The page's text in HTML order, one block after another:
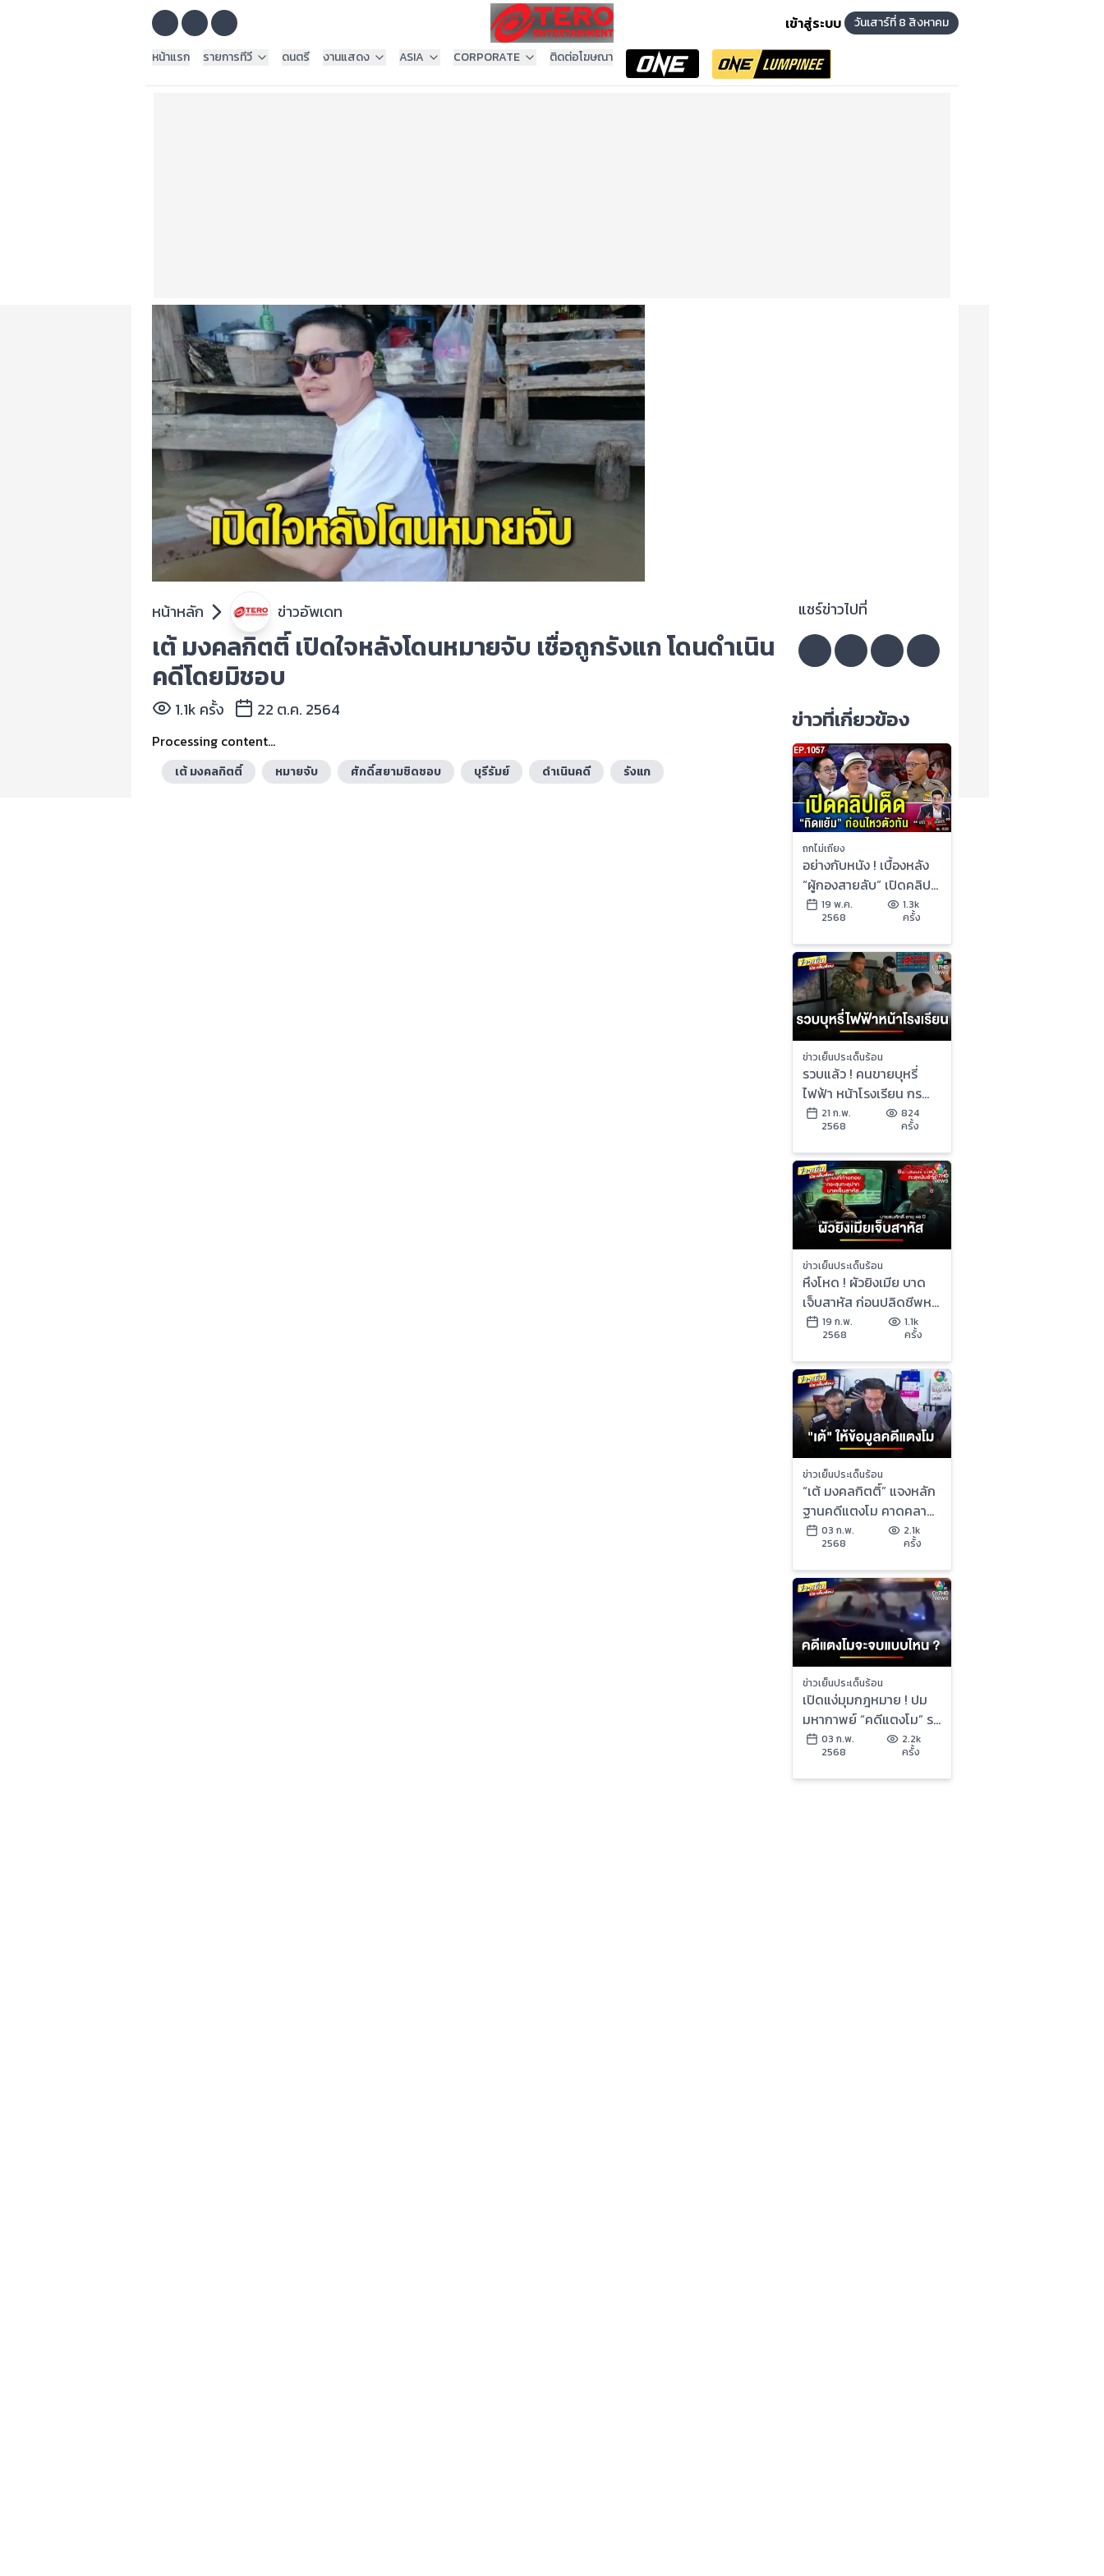
เข้าสู่ระบบ
วันเสาร์ที่ 8 สิงหาคม
หน้าแรก
รายการทีวี ดนตรี งานแสดง ASIA CORPORATE ติดต่อโฆษณา
หน้าหลัก ข่าวอัพเดท
เต้ มงคลกิตติ์ เปิดใจหลังโดนหมายจับ เชื่อถูกรังแก โดนดำเนิน
คดีโดยมิชอบ
1.1k ครั้ง 22 ต.ค. 2564
Processing content...
เต้ มงคลกิตติ์ หมายจับ ศักดิ์สยามชิดชอบ บุรีรัมย์ ดำเนินคดี รังแก
แชร์ข่าวไปที่
ข่าวที่เกี่ยวข้อง
ถกไม่เถียง
อย่างกับหนัง ! เบื้องหลัง
“ผู้กองสายลับ” เปิดคลิป
เด็ดที่แรก ปิดเกม “แย้ม
888”
19 พ.ค.
2568
1.3k
ครั้ง
ข่าวเย็นประเด็นร้อน
รวบแล้ว ! คนขายบุหรี่
ไฟฟ้า หน้าโรงเรียน กรณี
เด็ก 12 ปอดหาย | ข่าวเย็น
ประเด็นร้อน
21 ก.พ.
2568
824
ครั้ง
ข่าวเย็นประเด็นร้อน
หึงโหด ! ผัวยิงเมีย บาด
เจ็บสาหัส ก่อนปลิดชีพหนี
ความผิด | ข่าวเย็นประเด็น
ร้อน
19 ก.พ.
2568
1.1k
ครั้ง
ข่าวเย็นประเด็นร้อน
“เต้ มงคลกิตติ์” แจงหลัก
ฐานคดีแตงโม คาดคลาย
ปมได้ภายในปีนี้ | ข่าวเย็น
ประเด็นร้อน
03 ก.พ.
2568
2.1k
ครั้ง
ข่าวเย็นประเด็นร้อน
เปิดแง่มุมกฎหมาย ! ปม
มหากาพย์ “คดีแตงโม” รอ
วันฟ้าสว่าง | บุญชงสง
ตอบ
03 ก.พ.
2568
2.2k
ครั้ง